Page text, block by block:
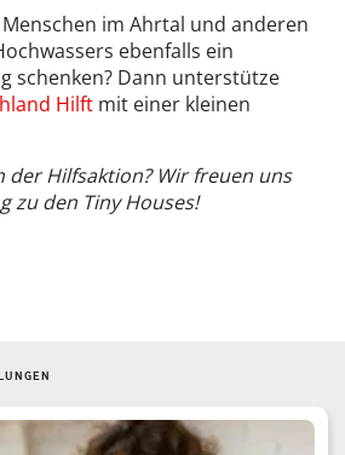
im Ahrtal und anderen
ebenfalls ein
schenken? Dann unterstütze
Hilft mit einer kleinen
der Hilfsaktion? Wir freuen uns
zu den Tiny Houses!